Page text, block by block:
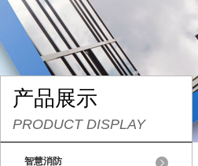
产品展示
PRODUCT DISPLAY
智慧消防